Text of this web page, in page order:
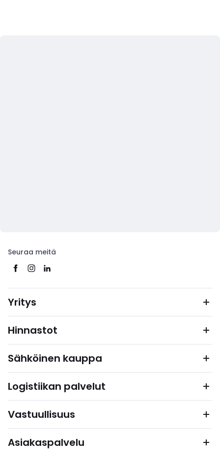
Seuraa meitä
Yritys
Hinnastot
Sähköinen kauppa
Logistiikan palvelut
Vastuullisuus
Asiakaspalvelu